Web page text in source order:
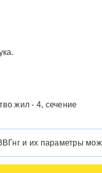
жил - 4, сечение
и их параметры